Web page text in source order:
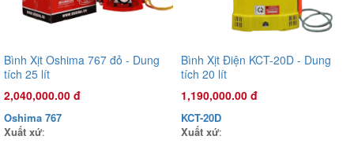
Bình Xịt Oshima 767 đỏ - Dung
tích 25 lít
2,040,000.00 đ
Oshima 767
Xuất xứ:
Bình Xịt Điện KCT-20D - Dung
tích 20 lít
1,190,000.00 đ
KCT-20D
Xuất xứ: